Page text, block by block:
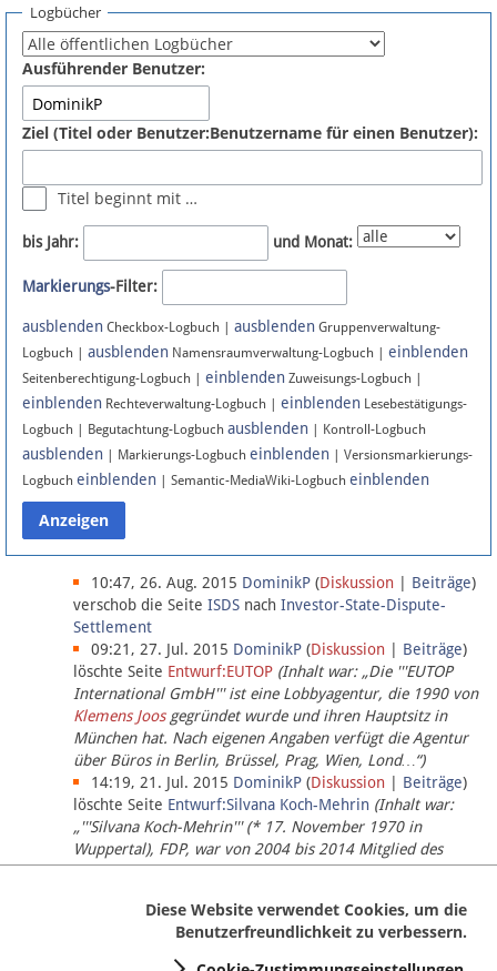
Fördermitglied werden
Fehler melden
Newsletter
Bluesky
Facebook
Instagram
Anmelden
Datenschutz
Über Lobbypedia
Impressum
Logbücher
Ausführender Benutzer:
Ziel (Titel oder Benutzer:Benutzername für einen Benutzer):
Titel beginnt mit …
bis Jahr: und Monat:
Markierungs-Filter:
ausblenden Checkbox-Logbuch | ausblenden Gruppenverwaltung-
Logbuch | ausblenden Namensraumverwaltung-Logbuch | einblenden
Seitenberechtigung-Logbuch | einblenden Zuweisungs-Logbuch |
einblenden Rechteverwaltung-Logbuch | einblenden Lesebestätigungs-
Logbuch | Begutachtung-Logbuch ausblenden | Kontroll-Logbuch
ausblenden | Markierungs-Logbuch einblenden | Versionsmarkierungs-
Logbuch einblenden | Semantic-MediaWiki-Logbuch einblenden
10:47, 26. Aug. 2015 DominikP (Diskussion Beiträge)
verschob die Seite ISDS nach Investor-State-Dispute-
Settlement
09:21, 27. Jul. 2015 DominikP (Diskussion Beiträge)
löschte Seite Entwurf:EUTOP (Inhalt war: „Die '''EUTOP
International GmbH''' ist eine Lobbyagentur, die 1990 von
Klemens Joosgegründet wurde und ihren Hauptsitz in
München hat. Nach eigenen Angaben verfügt die Agentur
über Büros in Berlin, Brüssel, Prag, Wien, Lond…“)
14:19, 21. Jul. 2015 DominikP (Diskussion Beiträge)
löschte Seite Entwurf:Silvana Koch-Mehrin (Inhalt war:
„'''Silvana Koch-Mehrin''' (* 17. November 1970 in
Wuppertal), FDP, war von 2004 bis 2014 Mitglied des
Europäischen Parlaments, seit November 2014 ist sie für
Diese Website verwendet Cookies, um die
Benutzerfreundlichkeit zu verbessern.